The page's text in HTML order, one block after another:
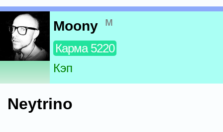
Moony м
Карма 5220
Кэп
Neytrino